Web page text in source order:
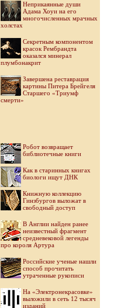
Неприкаянные души
Адама Хоуи на его
многочисленных мрачных
холстах
Секретным компонентом
красок Рембрандта
оказался минерал
плумбонакрит
Завершена реставрация
картины Питера Брейгеля
Старшего «Триумф
смерти»
Робот возвращает
библиотечные книги
Как в старинных книгах
биологи ищут ДНК
Книжную коллекцию
Гинзбургов выложат в
свободный доступ
В Англии найден ранее
неизвестный фрагмент
средневековой легенды
про короля Артура
Российские ученые нашли
способ прочитать
утраченные рукописи
На «Электронекрасовке»
выложили в сеть 12 тысяч
изданий